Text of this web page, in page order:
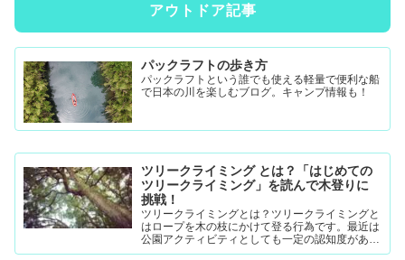
アウトドア記事
パックラフトの歩き方
パックラフトという誰でも使える軽量で便利な船
で日本の川を楽しむブログ。キャンプ情報も！
ツリークライミング とは？「はじめての
ツリークライミング」を読んで木登りに
挑戦！
ツリークライミングとは？ツリークライミングと
はロープを木の枝にかけて登る行為です。最近は
公園アクティビティとしても一定の認知度がある
模様。DRTダブルドロープテクニック(MRS-ム...